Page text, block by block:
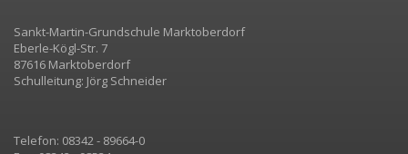
Sankt-Martin-Grundschule Marktoberdorf
Eberle-Kögl-Str. 7
87616 Marktoberdorf
Schulleitung: Jörg Schneider
Telefon: 08342 - 89664-0